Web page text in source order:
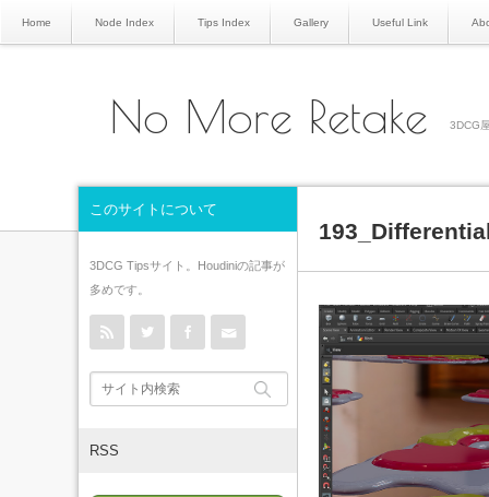
Home Node Index Tips Index Gallery Useful Link
No More Retake 3DCG
このサイトについて
3DCG Tipsサイト。Houdiniの記事が
多めです。
rss Twitter Facebook
RSS